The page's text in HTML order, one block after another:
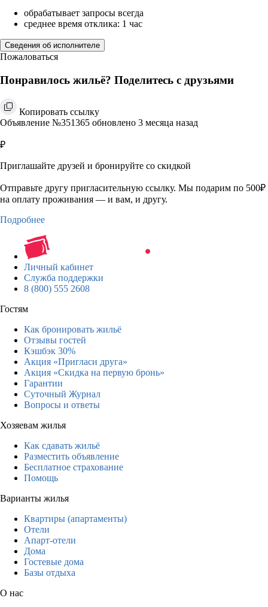
обрабатывает запросы всегда
среднее время отклика: 1 час
Сведения об исполнителе
Пожаловаться
Понравилось жильё? Поделитесь с друзьями
Копировать ссылку
Объявление №351365 обновлено 3 месяца назад
₽
Приглашайте друзей и бронируйте со скидкой
Отправьте другу пригласительную ссылку. Мы подарим по 500₽
на оплату проживания — и вам, и другу.
Подробнее
Личный кабинет
Служба поддержки
8 (800) 555 2608
Гостям
Как бронировать жильё
Отзывы гостей
Кэшбэк 30%
Акция «Пригласи друга»
Акция «Скидка на первую бронь»
Гарантии
Суточный Журнал
Вопросы и ответы
Хозяевам жилья
Как сдавать жильё
Разместить объявление
Бесплатное страхование
Помощь
Варианты жилья
Квартиры (апартаменты)
Отели
Апарт-отели
Дома
Гостевые дома
Базы отдыха
О нас